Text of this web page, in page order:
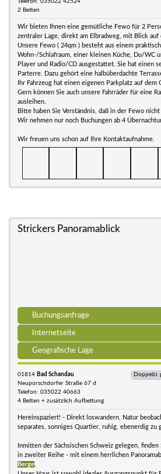
Telefon: 035022 42524
2 Betten
Wir bieten Ihnen eine gemütliche Fewo für 2
zentraler Lage, direkt am Elbradweg, mit Blick auf
Unsere Fewo ( 24qm ) besteht aus einem
Wohn-/Schlafraum, einer kleinen Küche, Du/WC
Player und Radio/CD ausgestattet. Sie hat einen
Parterre. Dazu gehört eine halbüberdachte
Ihr Fahrzeug hat einen eigenen Parkplatz auf dem
Gern können Sie auch unsere Fahrräder für eine
ausleihen.
Bitte haben Sie Verständnis, daß in der Fewo nicht
Wir nehmen nur noch Buchungen ab 4
Wir freuen uns schon auf Ihre Kontaktaufnahme.
Strickers Panoramablick
Buchungsanfrage
Internetseite
Geografische Lage
01814 Bad Schandau
Neuporschdorfer Straße 67 d
Telefon: 035022 40663
4 Betten + zusätzlich Aufbettung
Doppelzi.
Hereinspaziert! - Direkt loswandern, Natur
separates, sonniges Quartier, ruhig, ebenerdig zu
Inmitten der Sächsischen Schweiz gelegen,
in zweiter Reihe - mit einem herrlichen
Berge